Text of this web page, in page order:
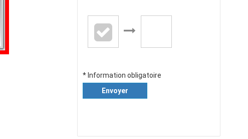
* Information obligatoire
Envoyer